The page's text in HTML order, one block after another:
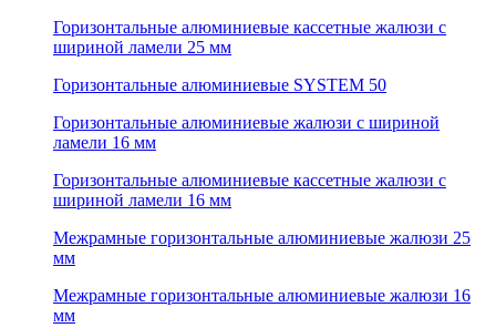
Горизонтальные алюминиевые кассетные жалюзи с
шириной ламели 25 мм
Горизонтальные алюминиевые SYSTEM 50
Горизонтальные алюминиевые жалюзи с шириной
ламели 16 мм
Горизонтальные алюминиевые кассетные жалюзи с
шириной ламели 16 мм
Межрамные горизонтальные алюминиевые жалюзи 25
мм
Межрамные горизонтальные алюминиевые жалюзи 16
мм